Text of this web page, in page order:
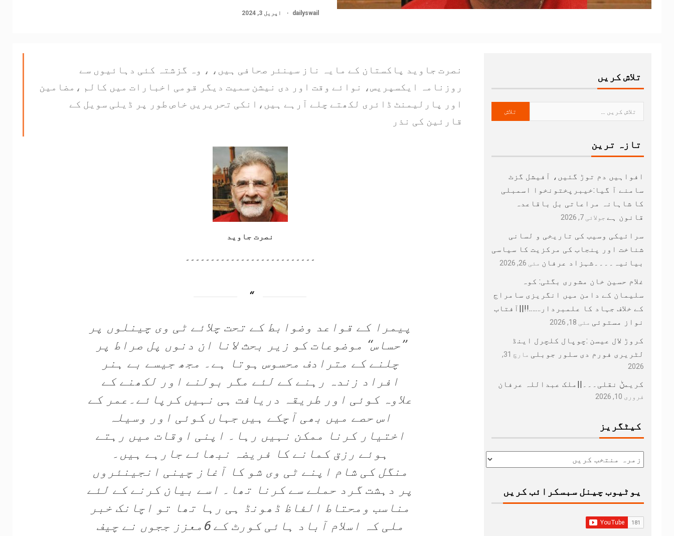
dailyswail اپریل 3, 2024
نصرت جاوید پاکستان کے مایہ ناز سینئر صحافی ہیں، ، وہ گزشتہ کئی دہائیوں سے
روزنامہ ایکسپریس، نوائے وقت اور دی نیشن سمیت دیگر قومی اخبارات میں کالم ،مضامین
اور پارلیمنٹ ڈائری لکھتے چلے آرہے ہیں،انکی تحریریں خاص طور پر ڈیلی سویل کے
قارئین کی نذر
نصرت جاوید
۔۔۔۔۔۔۔۔۔۔۔۔۔۔۔۔۔۔۔۔۔۔۔۔۔۔
پیمرا کے قواعد وضوابط کے تحت چلائے ٹی وی چینلوں پر
’’حساس‘‘ موضوعات کو زیر بحث لانا ان دنوں پل صراط پر
چلنے کے مترادف محسوس ہوتا ہے۔ مجھ جیسے بے ہنر
افراد زندہ رہنے کے لئے مگر بولنے اور لکھنے کے
علاوہ کوئی اور طریقہ دریافت ہی نہیں کرپائے۔عمر کے
اس حصے میں بھی آچکے ہیں جہاں کوئی اور وسیلہ
اختیار کرنا ممکن نہیں رہا۔ اپنی اوقات میں رہتے
ہوئے رزق کمانے کا فریضہ نبھائے جارہے ہیں۔
منگل کی شام اپنے ٹی وی شو کا آغاز چینی انجینئروں
پر دہشت گرد حملے سے کرنا تھا۔ اسے بیان کرنے کے لئے
مناسب ومحتاط الفاظ ڈھونڈ ہی رہا تھا تو اچانک خبر
ملی کہ اسلام آباد ہائی کورٹ کے 6معزز ججوں نے چیف
تلاش کریں
تازہ ترین
افواہیں دم توڑ گئیں، آفیشل گزٹ
سامنے آ گیا:خیبرپختونخوا اسمبلی
کا شاہانہ مراعاتی بل باقاعدہ
قانون ہے جولائی 7, 2026
سرائیکی وسیب کی تاریخی و لسانی
شناخت اور پنجاب کی مرکزیت کا سیاسی
بیانیہ۔۔۔۔شہزاد عرفان مئی 26, 2026
غلام حسین خان مشوری بگٹی: کوہ
سلیمان کے دامن میں انگریزی سامراج
کے خلاف جہاد کا علمبردار…….!!||آفتاب
نواز مستوئی مئی 18, 2026
کروڑ لال عیسن :چوپال کلچرل اینڈ
لٹریری فورم دی سلور جوبلی
مارچ 31,
2026
کریمݨ نقلی۔۔۔||ملک عبداللہ عرفان
فروری 10, 2026
کیٹگریز
یوٹیوب چینل سبسکرائب کریں